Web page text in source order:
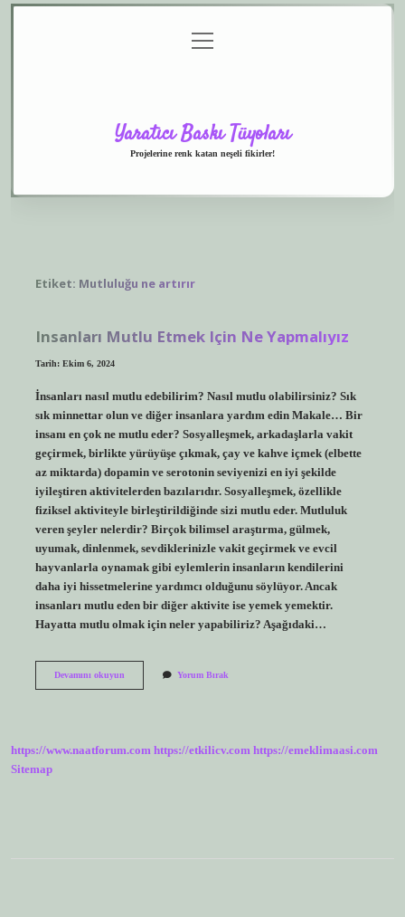
menüyü
aç
Yaratıcı Baskı Tüyoları
Projelerine renk katan neşeli fikirler!
Etiket: Mutluluğu ne artırır
Insanları Mutlu Etmek Için Ne Yapmalıyız
Tarih: Ekim 6, 2024
İnsanları nasıl mutlu edebilirim? Nasıl mutlu olabilirsiniz? Sık
sık minnettar olun ve diğer insanlara yardım edin Makale… Bir
insanı en çok ne mutlu eder? Sosyalleşmek, arkadaşlarla vakit
geçirmek, birlikte yürüyüşe çıkmak, çay ve kahve içmek (elbette
az miktarda) dopamin ve serotonin seviyenizi en iyi şekilde
iyileştiren aktivitelerden bazılarıdır. Sosyalleşmek, özellikle
fiziksel aktiviteyle birleştirildiğinde sizi mutlu eder. Mutluluk
veren şeyler nelerdir? Birçok bilimsel araştırma, gülmek,
uyumak, dinlenmek, sevdiklerinizle vakit geçirmek ve evcil
hayvanlarla oynamak gibi eylemlerin insanların kendilerini
daha iyi hissetmelerine yardımcı olduğunu söylüyor. Ancak
insanları mutlu eden bir diğer aktivite ise yemek yemektir.
Hayatta mutlu olmak için neler yapabiliriz? Aşağıdaki…
Devamını okuyunInsanları
Yorum Bırak
https://www.naatforum.com https://etkilicv.com https://emeklimaasi.com
Sitemap